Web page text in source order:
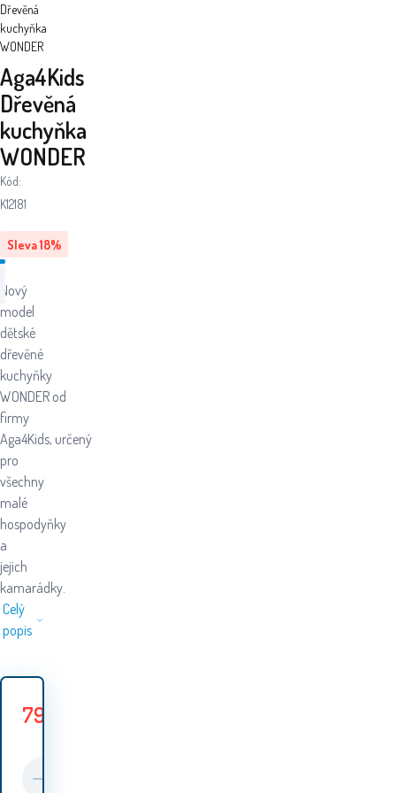
Dřevěná
kuchyňka
WONDER
Sleva18%
Aga4Kids
Dřevěná
kuchyňka
WONDER
Kód:
K12181
Nový
model
dětské
dřevěné
kuchyňky
WONDER od
firmy
Aga4Kids, určený
pro
všechny
malé
hospodyňky
a
jejich
kamarádky.
Celý
popis
799